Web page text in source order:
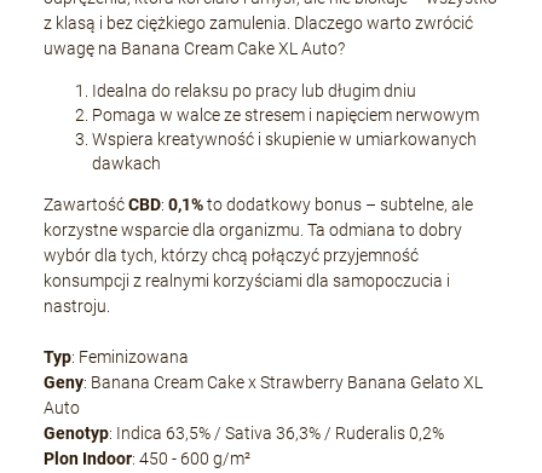
z klasą i bez ciężkiego zamulenia. Dlaczego warto zwrócić
uwagę na Banana Cream Cake XL Auto?
Idealna do relaksu po pracy lub długim dniu
Pomaga w walce ze stresem i napięciem nerwowym
Wspiera kreatywność i skupienie w umiarkowanych
dawkach
ZawartośćCBD: 0,1%to dodatkowy bonus – subtelne, ale
korzystne wsparcie dla organizmu. Ta odmiana to dobry
wybór dla tych, którzy chcą połączyć przyjemność
konsumpcji z realnymi korzyściami dla samopoczucia i
nastroju.
Typ: Feminizowana
Geny: Banana Cream Cake x Strawberry Banana Gelato XL
Auto
Genotyp: Indica 63,5% / Sativa 36,3% / Ruderalis 0,2%
Plon Indoor: 450 - 600 g/m²